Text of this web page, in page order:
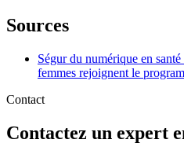
Sources
Ségur du numérique en
femmes rejoignent le
Contact
Contactez un expert